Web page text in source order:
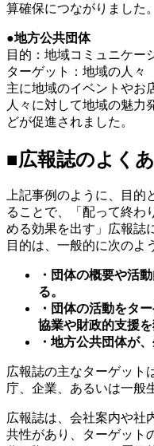
算確保につながりました。
●地方公共団体
目的：地域コミュニケー
ターゲット：地域の人々
主に地域のイベントやお
人々に対して地域の魅力
どが促進されました。
■広報誌のよく
上記事例のように、目的
ることで、「配って終わ
める効果を出す」広報誌
目的は、一般的に次のよ
・団体の概要や活
る。
・団体の活動をタ
協業や財政的支援を
・地方公共団体が
広報誌の主なターゲット
庁、企業、あるいは一般
広報誌は、会社案内や社
共性があり、ターゲット